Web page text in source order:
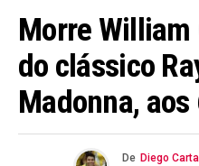
Morre
do clássico
Madonna, aos
De Diego